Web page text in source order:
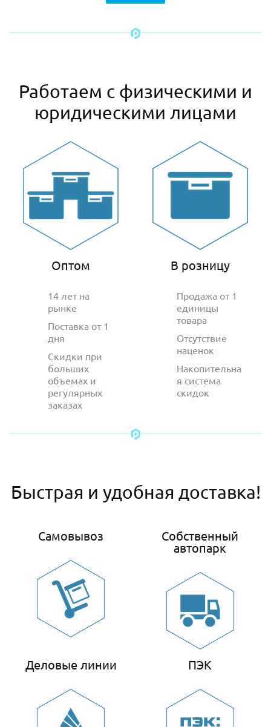
Работаем с физическими и
юридическими лицами
Оптом
14 лет на
рынке
Поставка от 1
дня
Скидки при
больших
объемах и
регулярных
заказах
В розницу
Продажа от 1
единицы
товара
Отсутствие
наценок
Накопительна
я система
скидок
Быстрая и удобная доставка!
Самовывоз
Собственный
автопарк
Деловые линии ПЭК